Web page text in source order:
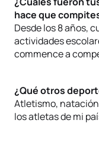
hace que
Desde los 8 años,
actividades
commence a
¿Qué otros
Atletismo,
los atletas de mi